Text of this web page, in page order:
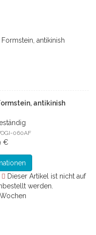
antikinish
060AF
€
Dieser Artikel ist nicht auf
werden.